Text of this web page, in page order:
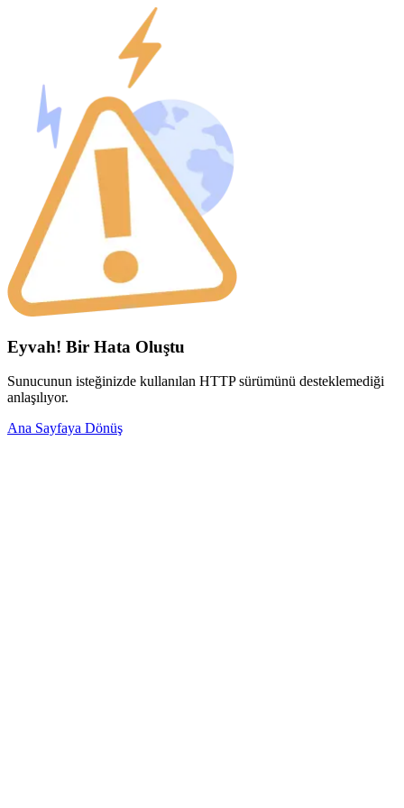
Eyvah! Bir Hata Oluştu
Sunucunun isteğinizde kullanılan HTTP sürümünü desteklemediği
anlaşılıyor.
Ana Sayfaya Dönüş